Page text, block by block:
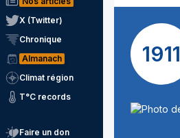
X (Twitter)
Chronique
Almanach
Climat région
T°C records
Faire un don
1911